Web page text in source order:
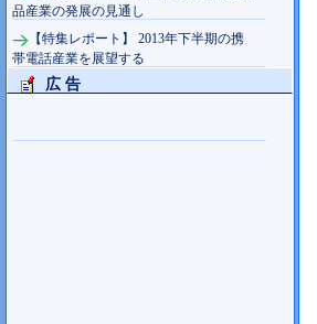
品産業の発展の見通し
【特集レポート】 2013年下半期の携
帯電話産業を展望する
広 告